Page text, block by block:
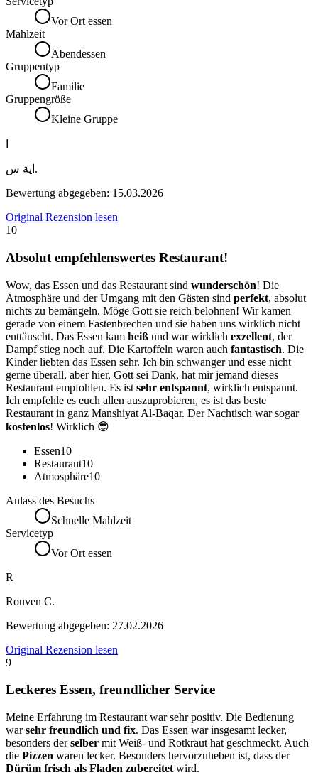
Vor Ort essen
Mahlzeit
Abendessen
Gruppentyp
Familie
Gruppengröße
Kleine Gruppe
اية س.
Bewertung abgegeben: 15.03.2026
Original Rezension lesen
10
Absolut empfehlenswertes Restaurant!
Wow, das Essen und das Restaurant sind wunderschön! Die
Atmosphäre und der Umgang mit den Gästen sind perfekt, absolut
nichts zu bemängeln. Möge Gott sie reich belohnen! Wir kamen
gerade von einem Fastenbrechen und sie haben uns wirklich nicht
enttäuscht. Das Essen kam heiß und war wirklich exzellent, der
Dampf stieg noch auf. Die Kartoffeln waren auch fantastisch. Die
Kinder liebten das Essen sehr. Ich bin schwanger und esse nicht
gerne überall, aber hier, Gott sei Dank, hat mir jemand dieses
Restaurant empfohlen. Es ist sehr entspannt, wirklich entspannt.
Ich empfehle es euch allen auszuprobieren, es ist das beste
Restaurant in ganz Manshiyat Al-Baqar. Der Nachtisch war sogar
kostenlos! Wirklich 😎
Essen10
Restaurant10
Atmosphäre10
Anlass des Besuchs
Schnelle Mahlzeit
Servicetyp
Vor Ort essen
R
Rouven C.
Bewertung abgegeben: 27.02.2026
Original Rezension lesen
9
Leckeres Essen, freundlicher Service
Meine Erfahrung im Restaurant war sehr positiv. Die Bedienung
warsehr freundlich und fix. Das Essen war insgesamt lecker,
besonders derselber mit Weiß- und Rotkraut hat geschmeckt. Auch
die Pizzen waren lecker. Besonders hervorzuheben ist, dass der
Dürüm frisch als Fladen zubereitet wird.